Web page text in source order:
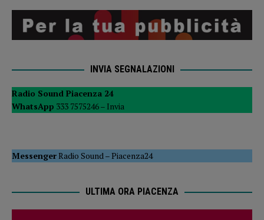
INVIA SEGNALAZIONI
Radio Sound Piacenza 24
WhatsApp 333 7575246 – Invia
MessengerRadio Sound –Piacenza24
ULTIMA ORA PIACENZA